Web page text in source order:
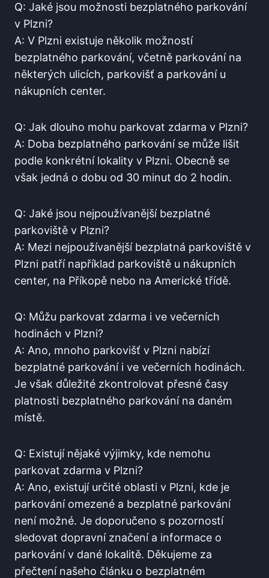
Q: Jaké ​jsou možnosti​ bezplatného parkování
v Plzni?
A: V Plzni ⁢existuje ⁤několik možností
bezplatného parkování, včetně parkování na
některých‍ ulicích, parkovišť⁣ a parkování u
⁤nákupních center.
Q: Jak⁢ dlouho mohu parkovat zdarma⁢ v Plzni?
A: Doba bezplatného parkování se může lišit‌
podle konkrétní lokality‌ v Plzni. Obecně⁣ se
však jedná o dobu od 30 ⁣minut do‍ 2 hodin.
Q: Jaké‍ jsou‌ nejpoužívanější bezplatné
parkoviště v Plzni?
A: Mezi nejpoužívanější bezplatná parkoviště v
⁤Plzni patří například parkoviště ⁤u ​nákupních​
center, na Příkopě ⁤nebo na‍ Americké třídě.
Q: Můžu parkovat zdarma i ve ⁤večerních
hodinách ‍v Plzni?
A: Ano, mnoho parkovišť v ‌Plzni nabízí
bezplatné parkování‌ i⁤ ve večerních hodinách.
Je však důležité zkontrolovat přesné ⁢časy
platnosti bezplatného parkování ⁢na ‌daném
místě.
Q: Existují nějaké výjimky, kde nemohu​
parkovat zdarma ‌v⁤ Plzni?
A: Ano, existují určité oblasti v ⁣Plzni, kde je
parkování omezené a bezplatné parkování
není možné. Je doporučeno s pozorností
sledovat dopravní značení a informace o
parkování v ​dané lokalitě.​ Děkujeme za
přečtení ⁢našeho článku o bezplatném